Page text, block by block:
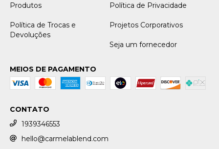
Produtos Política de Privacidade
Política de Trocas e
Devoluções
Projetos Corporativos
Seja um fornecedor
MEIOS DE PAGAMENTO
CONTATO
1939346553
hello@carmelablend.com